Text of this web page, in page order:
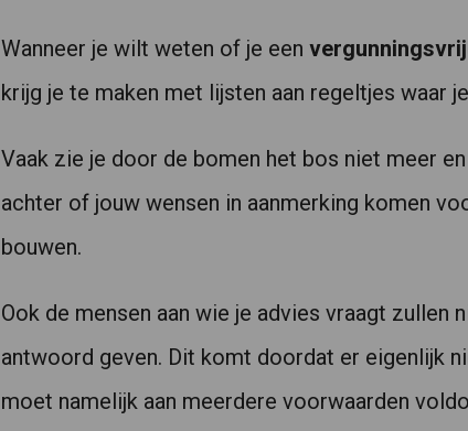
Wanneer je wilt weten of je een
krijg je te maken met lijsten aan regeltjes waar
Vaak zie je door de bomen het bos niet meer
achter of jouw wensen in aanmerking komen
bouwen.
Ook de mensen aan wie je advies vraagt zullen
antwoord geven. Dit komt doordat er eigenlijk
moet namelijk aan meerdere voorwaarden